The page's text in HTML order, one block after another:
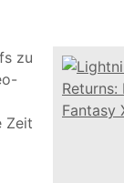
zu
Zeit